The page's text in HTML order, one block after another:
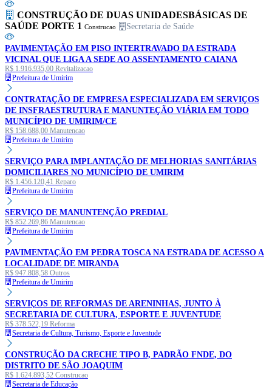
CONSTRUÇÃO DE DUAS UNIDADESBÁSICAS DE
SAÚDE PORTE 1 Construcao Secretaria de Saúde
PAVIMENTAÇÃO EM PISO INTERTRAVADO DA ESTRADA
VICINAL QUE LIGA A SEDE AO ASSENTAMENTO CAIANA
R$ 1.916.935,00 Revitalizacao
Prefeitura de Umirim
CONTRATAÇÃO DE EMPRESA ESPECIALIZADA EM SERVIÇOS
DE INSFRAESTRUTURA E MANUNTEÇÃO VIÁRIA EM TODO
MUNICÍPIO DE UMIRIM/CE
R$ 158.688,00 Manutencao
Prefeitura de Umirim
SERVIÇO PARA IMPLANTAÇÃO DE MELHORIAS SANITÁRIAS
DOMICILIARES NO MUNICÍPIO DE UMIRIM
R$ 1.456.120,41 Reparo
Prefeitura de Umirim
SERVIÇO DE MANUNTENÇÃO PREDIAL
R$ 852.269,86 Manutencao
Prefeitura de Umirim
PAVIMENTAÇÃO EM PEDRA TOSCA NA ESTRADA DE ACESSO A
LOCALIDADE DE MIRANDA
R$ 947.808,58 Outros
Prefeitura de Umirim
SERVIÇOS DE REFORMAS DE ARENINHAS, JUNTO À
SECRETARIA DE CULTURA, ESPORTE E JUVENTUDE
R$ 378.522,19 Reforma
Secretaria de Cultura, Turismo, Esporte e Juventude
CONSTRUÇÃO DA CRECHE TIPO B, PADRÃO FNDE, DO
DISTRITO DE SÃO JOAQUIM
R$ 1.624.893,52 Construcao
Secretaria de Educação